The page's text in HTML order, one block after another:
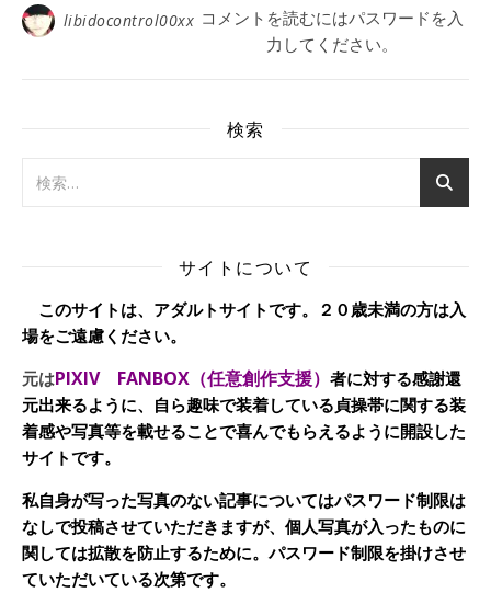
libidocontrol00xx コメントを読むにはパスワードを入
力してください。
検索
サイトについて
このサイトは、アダルトサイトです。２０歳未満の方は入
場をご遠慮ください。
元はPIXIV FANBOX（任意創作支援） 者に対する感謝還
元出来るように、自ら趣味で装着している貞操帯に関する装
着感や写真等を載せることで喜んでもらえるように開設した
サイトです。
私自身が写った写真のない記事についてはパスワード制限は
なしで投稿させていただきますが、個人写真が入ったものに
関しては拡散を防止するために。パスワード制限を掛けさせ
ていただいている次第です。